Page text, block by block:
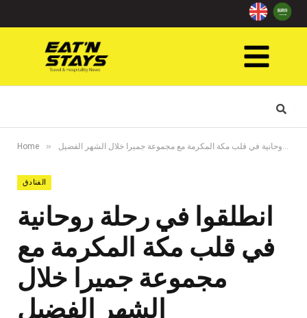
Home » انطلقوا في رحلة روحانية في قلب مكة المكرمة مع مجموعة جميرا خلال الشهر الفضيل
الفنادق
انطلقوا في رحلة روحانية
في قلب مكة المكرمة مع
مجموعة جميرا خلال
الشهر الفضيل